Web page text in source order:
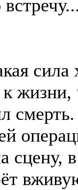
сила
к
сцену,